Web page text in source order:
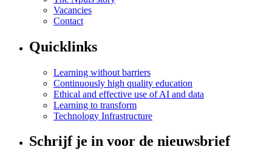
Vacancies
Contact
Quicklinks
Learning without barriers
Continuously high quality education
Ethical and effective use of AI and data
Learning to transform
Technology Infrastructure
Schrijf je in voor de nieuwsbrief